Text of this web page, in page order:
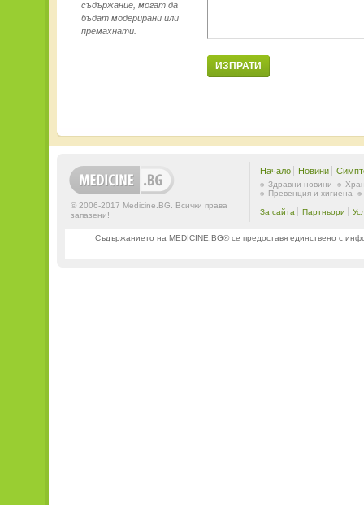
ИЗПРАТИ
съдържание, могат да
бъдат модерирани или
премахнати.
© 2006-2017 Medicine.BG. Всички права
запазени!
Начало Новини
Здравни новини
Превенция и хигиена
За сайта Партньори
Съдържанието на MEDICINE.BG® се предоставя единствено с